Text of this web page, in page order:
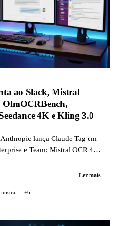
ao Slack, Mistral
4K e Kling 3.0
lança Claude Tag em
e Team; Mistral OCR 4
Mini e Kling 3.0 Turbo;Ler mais
mistral +6